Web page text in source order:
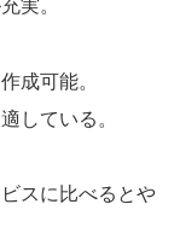
実。
成可能。
している。
スに比べるとや